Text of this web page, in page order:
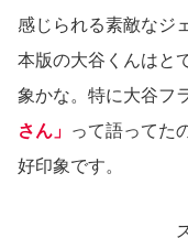
感じられる素敵なジ
本版の大谷くんはと
象かな。特に大谷フ
さん」 って語ってた
好印象です。